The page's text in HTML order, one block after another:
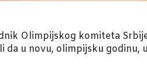
Olimpijskog komiteta
da u novu, olimpijsku